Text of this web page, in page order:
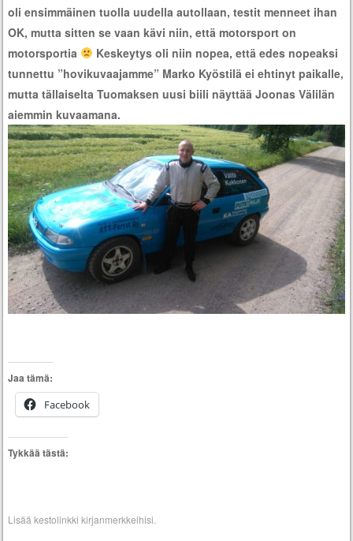
oli ensimmäinen tuolla uudella autollaan, testit menneet ihan
OK, mutta sitten se vaan kävi niin, että motorsport on
motorsportia
Keskeytys oli niin nopea, että edes nopeaksi
tunnettu ”hovikuvaajamme” Marko Kyöstilä ei ehtinyt paikalle,
mutta tällaiselta Tuomaksen uusi biili näyttää Joonas Välilän
aiemmin kuvaamana.
Jaa tämä:
Facebook
Tykkää tästä:
Lisääkestolinkki kirjanmerkkeihisi.